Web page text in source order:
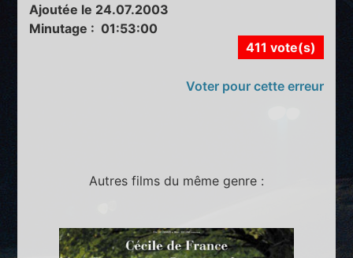
Ajoutée le 24.07.2003
Minutage : 01:53:00
411 vote(s)
Voter pour cette erreur
Autres films du même genre :